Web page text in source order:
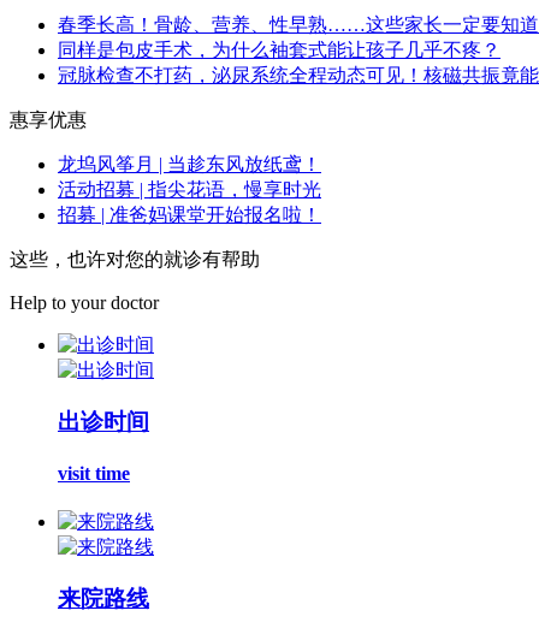
春季长高！骨龄、营养、性早熟……这些家长一定要知
同样是包皮手术，为什么袖套式能让孩子几乎不疼？
冠脉检查不打药，泌尿系统全程动态可见！核磁共振竟
惠享优惠
龙坞风筝月 | 当趁东风放纸鸢！
活动招募 | 指尖花语，慢享时光
招募 | 准爸妈课堂开始报名啦！
这些，也许对您的就诊有帮助
Help to your doctor
出诊时间
visit time
来院路线